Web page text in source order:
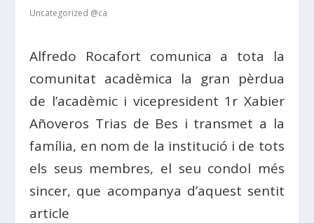
Uncategorized @ca
Alfredo Rocafort comunica a tota la
comunitat acadèmica la gran pèrdua
de l’acadèmic i vicepresident 1r Xabier
Añoveros Trias de Bes i transmet a la
família, en nom de la institució i de tots
els seus membres, el seu condol més
sincer, que acompanya d’aquest sentit
article